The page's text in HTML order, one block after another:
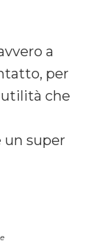
a
per
utilità che
un super